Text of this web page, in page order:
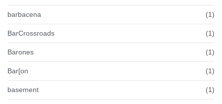
barbacena (1)
BarCrossroads (1)
Barones (1)
Bar[on (1)
basement (1)